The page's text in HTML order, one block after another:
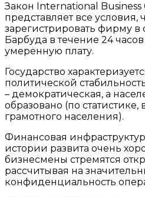
Закон International Business
представляет все условия,
зарегистрировать фирму
Барбуда в течение 24
умеренную плату.
Государство
политической
– демократическая, а
образовано (по статистике,
грамотного населения).
Финансовая
истории развита очень
бизнесмены стремятся
рассчитывая на
конфиденциальность